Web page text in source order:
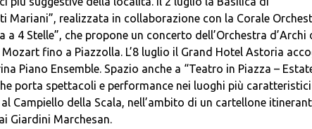
Mariani”, realizzata in collaborazione con la Corale
4 Stelle”, che propone un concerto dell’Orchestra d’Archi
fino a Piazzolla. L’8 luglio il Grand Hotel Astoria
Piano Ensemble. Spazio anche a “Teatro in Piazza –
porta spettacoli e performance nei luoghi più
Campiello della Scala, nell’ambito di un cartellone
Giardini Marchesan.